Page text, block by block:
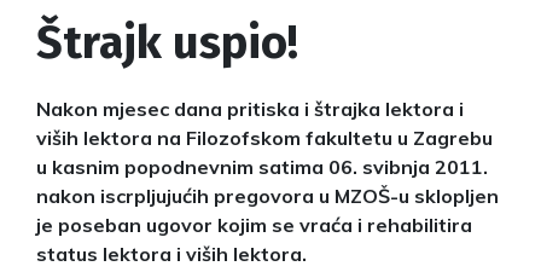
Štrajk uspio!
Nakon mjesec dana pritiska i štrajka lektora i
viših lektora na Filozofskom fakultetu u Zagrebu
u kasnim popodnevnim satima 06. svibnja 2011.
nakon iscrpljujućih pregovora u MZOŠ-u sklopljen
je poseban ugovor kojim se vraća i rehabilitira
status lektora i viših lektora.